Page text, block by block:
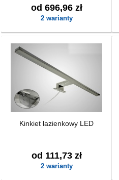
od 696,96 zł
2 warianty
Kinkiet łazienkowy LED
od 111,73 zł
2 warianty